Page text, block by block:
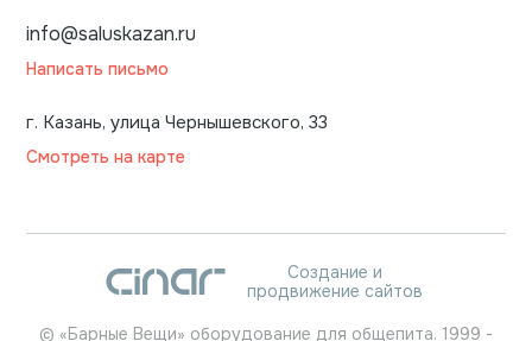
info@saluskazan.ru
Написать письмо
г. Казань, улица Чернышевского, 33
Смотреть на карте
Создание и
продвижение сайтов
© «Барные Вещи» оборудование для общепита. 1999 -